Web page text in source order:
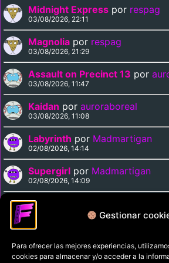
Gestionar
Para ofrecer las mejores experiencias,
cookies para almacenar y/o acceder a la
Midnight Express por respag
03/08/2026, 22:11
Magnolia por respag
03/08/2026, 21:29
Assault on Precinct 13 por
03/08/2026, 11:47
Kaidan por auroraboreal
03/08/2026, 11:08
Labyrinth por Madmartigan
02/08/2026, 14:14
Supergirl por Madmartigan
02/08/2026, 14:09
Cinema Paradiso
02/08/2026, 13:37
Política de